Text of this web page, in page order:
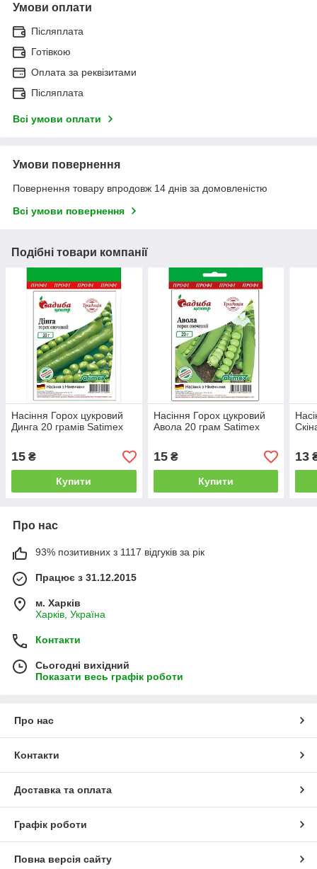
Умови оплати
Післяплата
Готівкою
Оплата за реквізитами
Післяплата
Всі умови оплати
Умови повернення
Повернення товару впродовж 14 днів за домовленістю
Всі умови повернення
Подібні товари компанії
Насіння Горох цукровий
Динга 20 грамів Satimex
15 ₴
Купити
Насіння Горох цукровий
Авола 20 грам Satimex
15₴
Купити
13
Про нас
93% позитивних з 1117 відгуків за рік
Працює з 31.12.2015
м. Харків
Харків, Україна
Контакти
Сьогодні вихідний
Показати весь графік роботи
Про нас
Контакти
Доставка та оплата
Графік роботи
Повна версія сайту